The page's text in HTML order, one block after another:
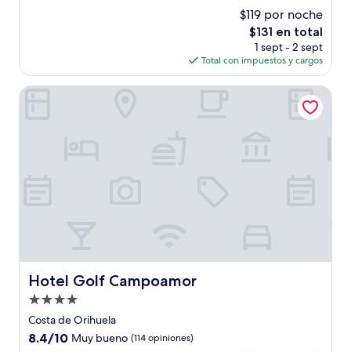
$119 por noche
El
precio
actual
es
de
$131 en total
1 sept - 2 sept
Total con impuestos y cargos
Hotel Golf Campoamor
Hotel Golf Campoamor
Propiedad
de
4.0
Costa de Orihuela
8.4
8.4/10 Muy bueno (114 opiniones)
Hotel Golf Campoamor